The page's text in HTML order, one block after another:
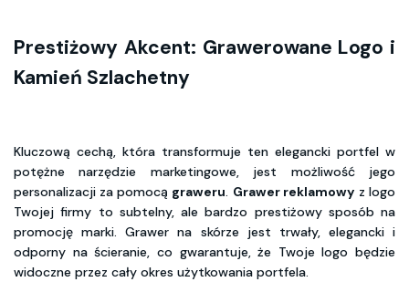
Prestiżowy Akcent: Grawerowane Logo i
Kamień Szlachetny
Kluczową cechą, która transformuje ten elegancki portfel w
potężne narzędzie marketingowe, jest możliwość jego
personalizacji za pomocą graweru. Grawer reklamowy z logo
Twojej firmy to subtelny, ale bardzo prestiżowy sposób na
promocję marki. Grawer na skórze jest trwały, elegancki i
odporny na ścieranie, co gwarantuje, że Twoje logo będzie
widoczne przez cały okres użytkowania portfela.